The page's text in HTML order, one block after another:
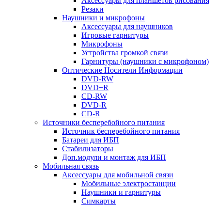
Резаки
Наушники и микрофоны
Аксессуары для наушников
Игровые гарнитуры
Микрофоны
Устройства громкой связи
Гарнитуры (наушники с микрофоном)
Оптические Носители Информации
DVD-RW
DVD+R
CD-RW
DVD-R
CD-R
Источники бесперебойного питания
Источник бесперебойного питания
Батареи для ИБП
Стабилизаторы
Доп.модули и монтаж для ИБП
Мобильная связь
Аксессуары для мобильной связи
Мобильные электростанции
Наушники и гарнитуры
Симкарты